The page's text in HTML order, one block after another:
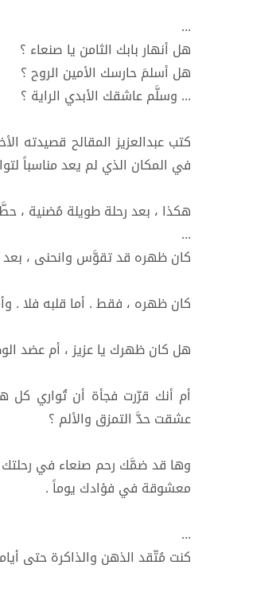
...
هل أنهار بابك الثامن يا صنعاء ؟
هل أسلمَ حارسك الأمين الروح ؟
... وسلَّم عاشقك الأبدي الراية ؟
كتب عبدالعزيز المقالح قصيدته
في المكان الذي لم يعد مناسباً
هكذا ، بعد رحلة طويلة مُضنية ،
...
كان ظهره قد تقوَّس وانحنى ،
كان ظهره ، فقط . أما قلبه فلا .
هل كان ظهرك يا عزيز ، أم عضد
أم أنك قرّرت فجأة أن تُواري كل
عشقت حدَّ التمزق والألم ؟
وها قد ضمَّك رحم صنعاء في رحلتك
معشوقة في فؤادك يوماً .
...
كنت مُتّقد الذهن والذاكرة حتى